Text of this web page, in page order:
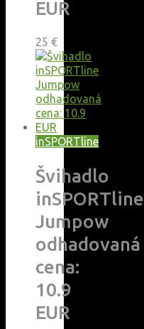
EUR
25€
inSPORTline
Švihadlo
inSPORTline
Jumpow
odhadovaná
cena:
10.9
EUR